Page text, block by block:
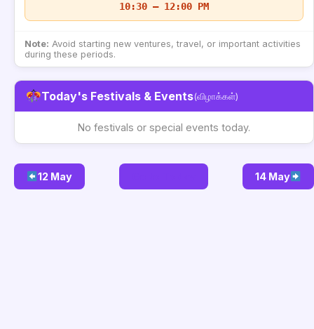
10:30 – 12:00 PM
Note: Avoid starting new ventures, travel, or important activities
during these periods.
Today's Festivals & Events(விழாக்கள்)
No festivals or special events today.
12 May 14 May